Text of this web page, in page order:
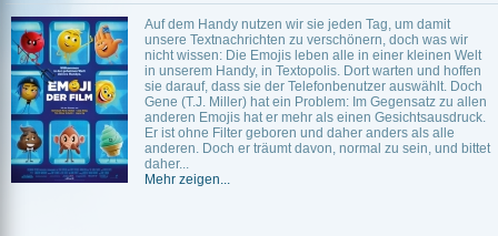
Auf dem Handy nutzen wir sie jeden Tag, um damit
unsere Textnachrichten zu verschönern, doch was wir
nicht wissen: Die Emojis leben alle in einer kleinen Welt
in unserem Handy, in Textopolis. Dort warten und hoffen
sie darauf, dass sie der Telefonbenutzer auswählt. Doch
Gene (T.J. Miller) hat ein Problem: Im Gegensatz zu allen
anderen Emojis hat er mehr als einen Gesichtsausdruck.
Er ist ohne Filter geboren und daher anders als alle
anderen. Doch er träumt davon, normal zu sein, und bittet
daher...
Mehr zeigen...